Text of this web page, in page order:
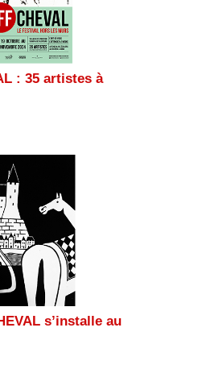
: 35 artistes à
s’installe au